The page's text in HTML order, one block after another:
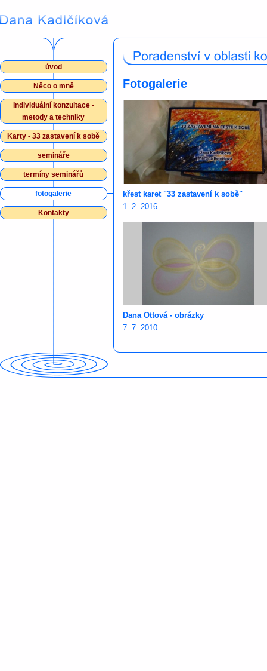
Fotogalerie
křest karet "33 zastavení k sobě"
1. 2. 2016
Dana Ottová - obrázky
7. 7. 2010
úvod
Něco o mně
Individuální konzultace -
metody a techniky
Karty - 33 zastavení k sobě
semináře
termíny seminářů
fotogalerie
Kontakty